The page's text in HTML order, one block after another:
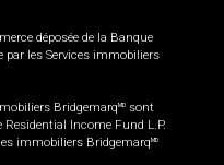
déposée de la Banque
par les Services immobiliers
BridgemarqMD
sont
Residential Income Fund L.P.
immobiliers BridgemarqMD